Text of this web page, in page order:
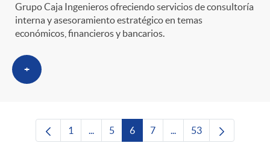
Grupo Caja Ingenieros ofreciendo servicios de consultoría
interna y asesoramiento estratégico en temas
económicos, financieros y bancarios.
+
Página
1 ...Páginas intermedias Use TAB para
Página
5 Página
6 Página
7 ...Páginas intermedias
Página
53